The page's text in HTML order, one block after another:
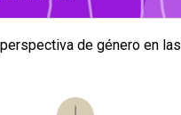
de género en